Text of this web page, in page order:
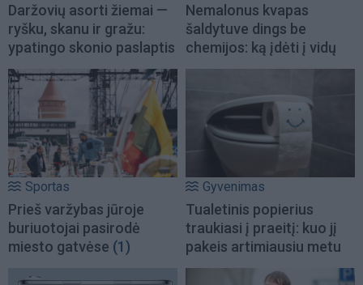
Daržovių asorti žiemai —
ryšku, skanu ir gražu:
ypatingo skonio paslaptis
Nemalonus kvapas
šaldytuve dings be
chemijos: ką įdėti į vidų
Sportas
Prieš varžybas jūroje
buriuotojai pasirodė
miesto gatvėse (1)
Gyvenimas
Tualetinis popierius
traukiasi į praeitį: kuo jį
pakeis artimiausiu metu